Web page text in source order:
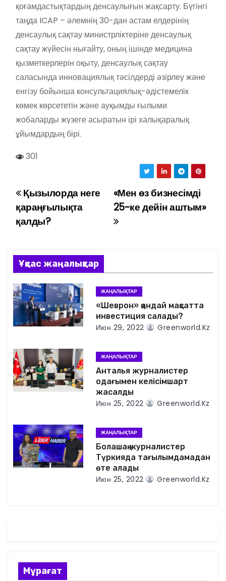
қоғамдастықтардың денсаулығын жақсарту. Бүгінгі
таңда ICAP – әлемнің 30-дан астам елдерінің
денсаулық сақтау министрліктеріне денсаулық
сақтау жүйесін нығайту, оның ішінде медицина
қызметкерлерін оқыту, денсаулық сақтау
саласында инновациялық тәсілдерді әзірлеу және
енгізу бойынша консультациялық-әдістемелік
көмек көрсететін және ауқымды ғылыми
жобаларды жүзеге асыратын ірі халықаралық
ұйымдардың бірі.
301
Н
а
и
г
а
ц
и
я
п
з
а
п
м
«Мен өз бизнесімді
25-ке дейін аштым»
Қызылорда неге
қараңғылықта
қалды?
Ұқсас жаңалықтар
ЖАҢАЛЫҚТАР
«Шеврон» қандай мақсатта
инвестиция салады?
Июн 29, 2022 Greenworld.kz
ЖАҢАЛЫҚТАР
Анталья журналистер
одағымен келісімшарт
жасалды
Июн 25, 2022 Greenworld.kz
ЖАҢАЛЫҚТАР
Болашақ журналистер
Түркияда тағылымдамадан
өте алады
Июн 25, 2022 Greenworld.kz
Мұрағат